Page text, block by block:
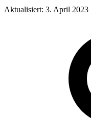
Aktualisiert: 3. April 2023